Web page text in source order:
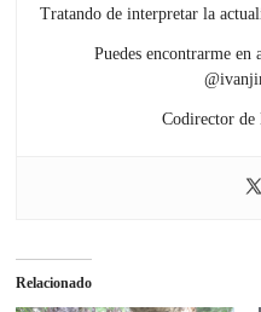
Tratando de interpretar la
Puedes encontrarme en
Codirector de
Relacionado